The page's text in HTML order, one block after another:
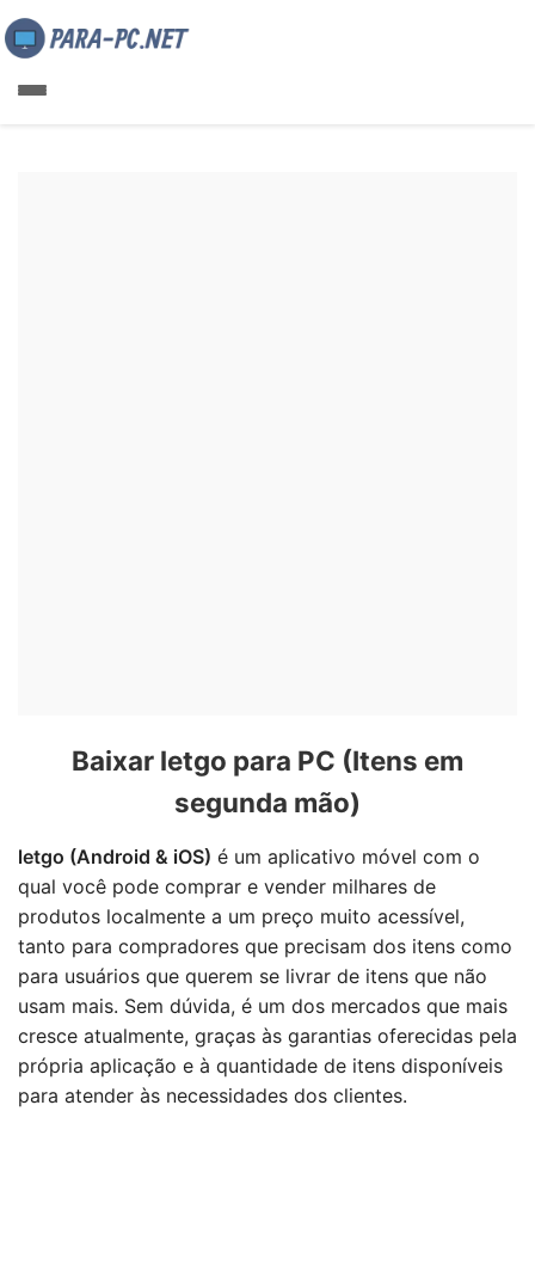
Baixar letgo para PC (Itens em
segunda mão)
letgo (Android & iOS) é um aplicativo móvel com o
qual você pode comprar e vender milhares de
produtos localmente a um preço muito acessível,
tanto para compradores que precisam dos itens como
para usuários que querem se livrar de itens que não
usam mais. Sem dúvida, é um dos mercados que mais
cresce atualmente, graças às garantias oferecidas pela
própria aplicação e à quantidade de itens disponíveis
para atender às necessidades dos clientes.